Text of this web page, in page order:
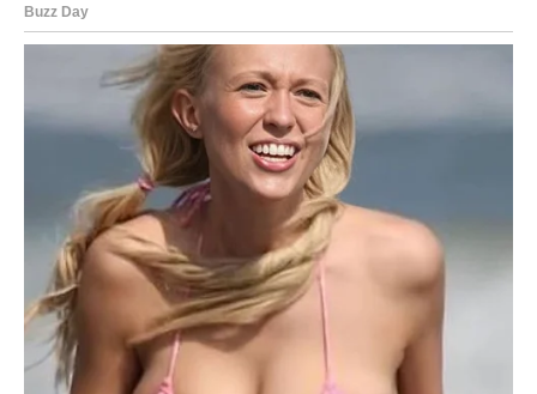
Ako si slobodan, privlačiš ljude koji su direktni – ali i one
koji su dugo ćutali pa sada shvataju da si im potreban.
Ovo je period u kojem se emocije ne igraju – već
pokazuju.
POSAO I NOVAC
Ovnovi do sredine marta mogu dobiti:
novi projekat,